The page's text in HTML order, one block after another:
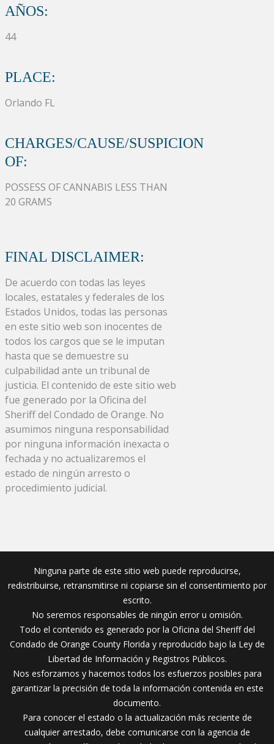
AÑOS:
44
PLACE:
Orlando FL
CHARGES/CAUSE/SUSPICION
OF:
POSSESS OF CANNABIS LESS THAN
20 GRAMS
FINAL DISCLAIMER:
De acuerdo con todas las leyes
locales, estatales y federales de los
Estados Unidos, todas las personas
en este sitio web son inocentes de
todos los cargos que se le imputan
hasta que se demuestre su
culpabilidad ante un tribunal de
justicia. El contenido de este sitio web
fue generado por la Oficina del
Sheriff del Condado de Orange. No
asumimos ninguna responsabilidad
por ninguna información inexacta o
fechada y no actualizaremos el
estado de ningún arresto o
procedimiento judicial.
Ninguna parte de este sitio web puede reproducirse,
redistribuirse, retransmitirse ni copiarse sin el consentimiento por
escrito.
No seremos responsables de ningún error u omisión.
Todo el contenido es generado por la Oficina del Sheriff del
Condado de Orange County Florida y reproducido bajo la Ley de
Libertad de Información y Registros Públicos.
Nos esforzamos y hacemos todos los esfuerzos posibles para
garantizar la precisión de toda la información contenida en este
documento.
Para conocer el estado o la actualización más reciente de
cualquier arrestado, debe comunicarse con la agencia de